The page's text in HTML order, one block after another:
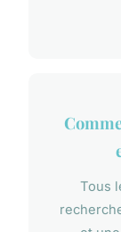
Tous